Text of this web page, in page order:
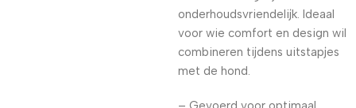
onderhoudsvriendelijk. Ideaal
voor wie comfort en design wil
combineren tijdens uitstapjes
met de hond.